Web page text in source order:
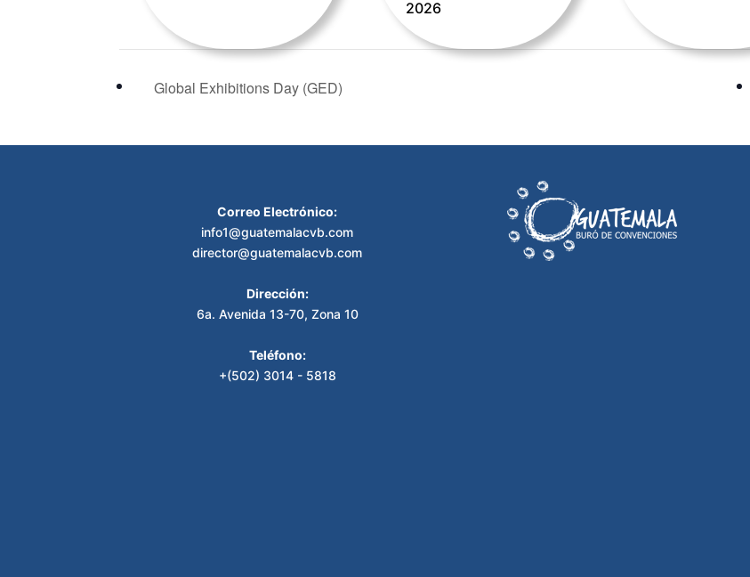
2026
Global Exhibitions Day (GED)
Correo Electrónico:
info1@guatemalacvb.com
director@guatemalacvb.com
Dirección:
6a. Avenida 13-70, Zona 10
Teléfono:
+(502) 3014 - 5818